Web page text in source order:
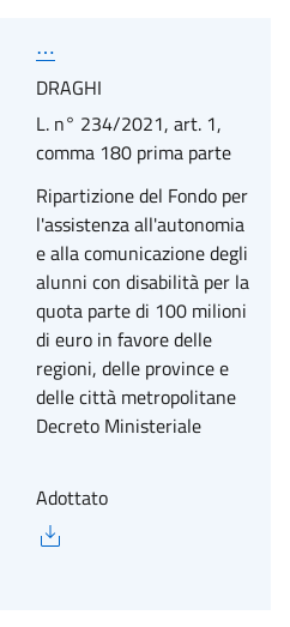
⋯
DRAGHI
L. n° 234/2021, art. 1,
comma 180 prima parte
Ripartizione del Fondo per
l'assistenza all'autonomia
e alla comunicazione degli
alunni con disabilità per la
quota parte di 100 milioni
di euro in favore delle
regioni, delle province e
delle città metropolitane
Decreto Ministeriale
Adottato